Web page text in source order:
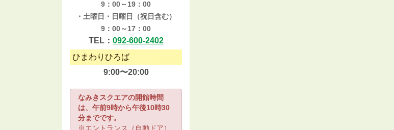
9：00～19：00
・土曜日・日曜日（祝日含む）
9：00～17：00
TEL： 092-600-2402
ひまわりひろば
9:00〜20:00
なみきスクエアの開館時間
は、午前9時から午後10時30
分までです。
※エントランス（自動ドア）